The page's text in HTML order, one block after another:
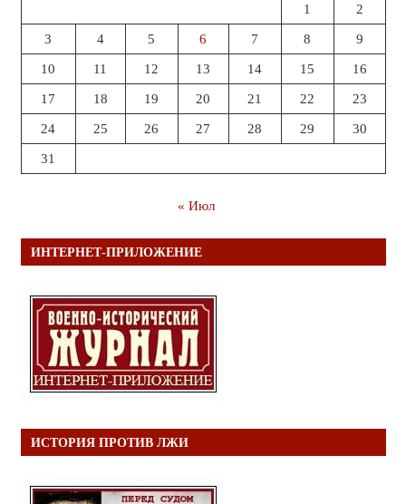
1 2
3 4 5 6 7 8 9
10 11 12 13 14 15 16
17 18 19 20 21 22 23
24 25 26 27 28 29 30
31
« Июл
ИНТЕРНЕТ-ПРИЛОЖЕНИЕ
ИСТОРИЯ ПРОТИВ ЛЖИ